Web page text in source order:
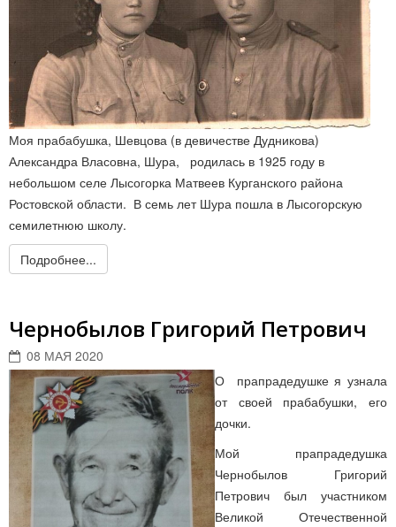
Моя прабабушка, Шевцова (в девичестве Дудникова)
Александра Власовна, Шура, родилась в 1925 году в
небольшом селе Лысогорка Матвеев Курганского района
Ростовской области. В семь лет Шура пошла в Лысогорскую
семилетнюю школу.
Подробнее...
Чернобылов Григорий Петрович
08 МАЯ 2020
О прапрадедушке я узнала
от своей прабабушки, его
дочки.
Мой прапрадедушка
Чернобылов Григорий
Петрович был участником
Великой Отечественной